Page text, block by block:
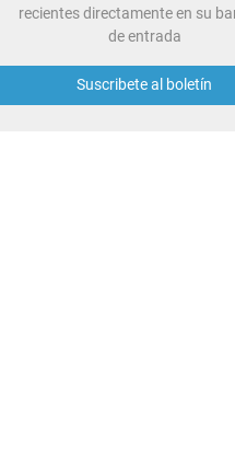
recientes directamente en su
de entrada
Suscribete al boletín